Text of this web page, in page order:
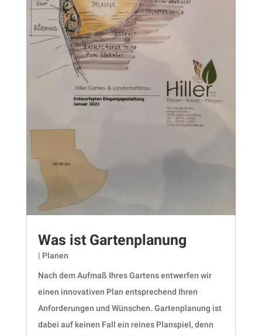
Was ist Gartenplanung
| Planen
Nach dem Aufmaß Ihres Gartens entwerfen wir
einen innovativen Plan entsprechend Ihren
Anforderungen und Wünschen. Gartenplanung ist
dabei auf keinen Fall ein reines Planspiel, denn